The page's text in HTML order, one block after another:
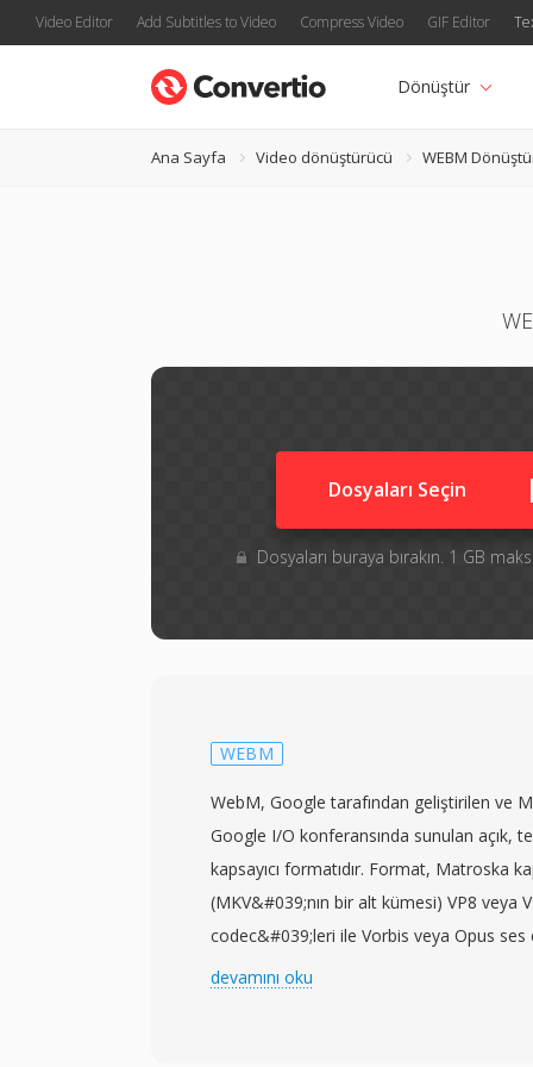
Video Editor Add Subtitles to Video Compress Video GIF Editor
Dönüştür
Ana Sayfa Video dönüştürücü WEBM
Dosyaları Seçin
Dosyaları buraya bırakın. 1 GB
WEBM
WebM, Google tarafından geliştirilen ve
Google I/O konferansında sunulan açık,
kapsayıcı formatıdır. Format, Matroska
(MKV&#039;nın bir alt kümesi) VP8 veya
codec&#039;leri ile Vorbis veya Opus
eşleştirilmesiyle özellikle web kullanımı
devamını oku